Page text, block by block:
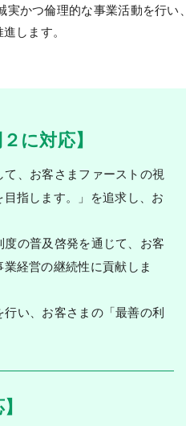
かつ倫理的な事業活動を行い、
します。
に対応】
、お客さまファーストの視
指します。」を追求し、お
の普及啓発を通じて、お客
経営の継続性に貢献しま
い、お客さまの「最善の利